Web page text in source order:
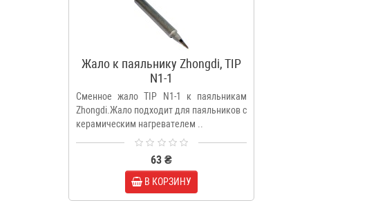
Жало к паяльнику Zhongdi, TIP
N1-1
Сменное жало TIP N1-1 к паяльникам
Zhongdi.Жало подходит для паяльников с
керамическим нагревателем ..
63 ₴
В КОРЗИНУ